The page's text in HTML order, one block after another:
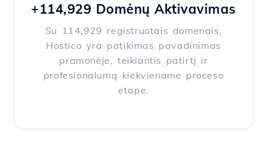
+114,929 Domėnų Aktivavimas
Su 114,929 registruotais domenais,
Hostico yra patikimas pavadinimas
pramonėje, teikiantis patirtį ir
profesionalumą kiekviename proceso
etape.